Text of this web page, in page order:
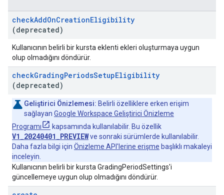
checkAddOnCreationEligibility
(deprecated)
Kullanıcının belirli bir kursta eklenti ekleri oluşturmaya uygun
olup olmadığını döndürür.
checkGradingPeriodsSetupEligibility
(deprecated)
Geliştirici Önizlemesi: Belirli özelliklere erken erişim
sağlayan Google Workspace Geliştirici Önizleme
Programı
kapsamında kullanılabilir. Bu özellik
V1_20240401_PREVIEWve sonraki sürümlerde kullanılabilir.
Daha fazla bilgi için Önizleme API'lerine erişme başlıklı makaleyi
inceleyin.
Kullanıcının belirli bir kursta GradingPeriodSettings'i
güncellemeye uygun olup olmadığını döndürür.